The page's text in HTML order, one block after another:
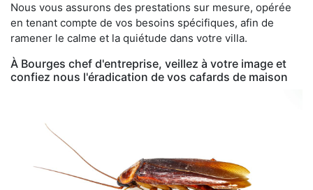
Nous vous assurons des prestations sur mesure, opérée
en tenant compte de vos besoins spécifiques, afin de
ramener le calme et la quiétude dans votre villa.
À Bourges chef d'entreprise, veillez à votre image et
confiez nous l'éradication de vos cafards de maison